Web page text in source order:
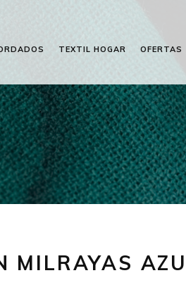
TEXTIL HOGAR OFERTAS
MILRAYAS